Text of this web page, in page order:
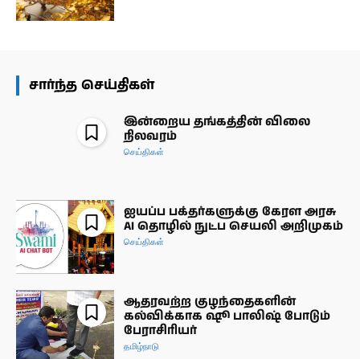
சார்ந்த செய்திகள்
இன்றைய தங்கத்தின் விலை
நிலவரம்
செய்திகள்
ஐயப்ப பக்தர்களுக்கு கேரள அரசு
AI தொழில் நுட்ப செயலி அறிமுகம்
செய்திகள்
ஆதரவற்ற குழந்தைகளின்
கல்விக்காக ஷூ பாலிஷ் போடும்
பேராசிரியர்
தமிழ்நாடு